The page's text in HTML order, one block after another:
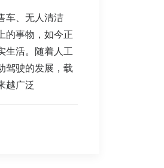
车、无人清洁
的事物，如今正
生活。随着人工
驾驶的发展，载
越广泛